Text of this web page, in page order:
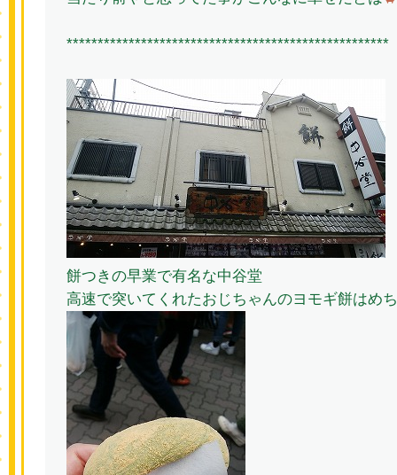
****************************************************
餅つきの早業で有名な中谷堂
高速で突いてくれたおじちゃんのヨモギ餅はめ